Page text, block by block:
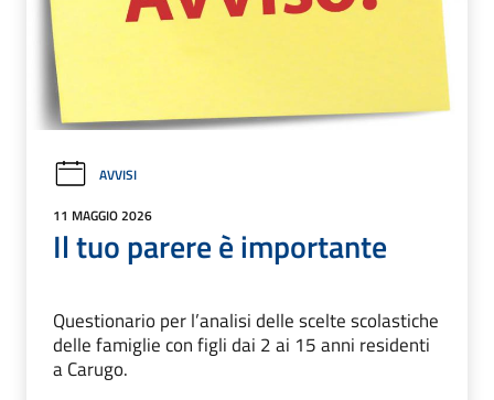
AVVISI
11 MAGGIO 2026
Il tuo parere è importante
Questionario per l’analisi delle scelte scolastiche
delle famiglie con figli dai 2 ai 15 anni residenti
a Carugo.